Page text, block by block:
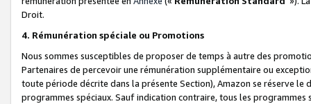
Droit.
4. Rémunération spéciale ou Promotions
Nous sommes susceptibles de proposer de temps à autre des
Partenaires de percevoir une rémunération supplémentaire ou
toute période décrite dans la présente Section), Amazon se réserve
programmes spéciaux. Sauf indication contraire, tous les